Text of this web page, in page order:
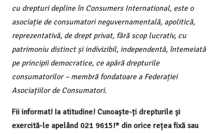
cu drepturi depline în Consumers International, este o
asociație de consumatori neguvernamentală, apolitică,
reprezentativă, de drept privat, fără scop lucrativ, cu
patrimoniu distinct și indivizibil, independentă, întemeiată
pe principii democratice, ce apără drepturile
consumatorilor – membră fondatoare a Federației
Asociațiilor de Consumatori.
Fii informat! Ia atitudine! Cunoaște-ți drepturile și
exercită-le apelând 021 9615!* din orice rețea fixă sau